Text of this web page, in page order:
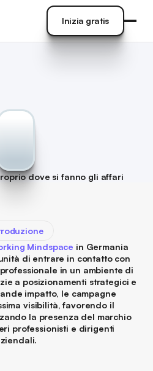
Inizia gratis
dove si fanno gli affari
Mindspace in Germania
di entrare in contatto con
in un ambiente di
a posizionamenti strategici e
impatto, le campagne
visibilità, favorendo il
la presenza del marchio
professionisti e dirigenti